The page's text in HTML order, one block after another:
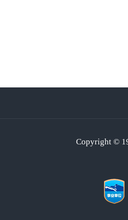
Copyright ©